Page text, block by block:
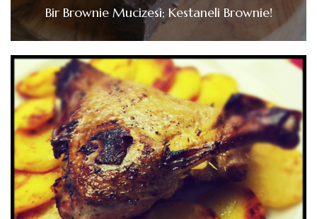
Bir Brownie Mucizesi; Kestaneli Brownie!